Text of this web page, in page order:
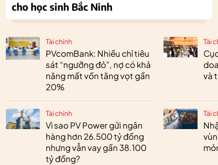
Tài chính
PVcomBank: Nhiều chỉ tiêu
sát “ngưỡng đỏ”, nợ có khả
năng mất vốn tăng vọt gần
20%
Tài chính
Vì sao PV Power gửi ngân
hàng hơn 26.500 tỷ đồng
nhưng vẫn vay gần 38.100
tỷ đồng?
Tài
và
Tài
cho học sinh Bắc Ninh